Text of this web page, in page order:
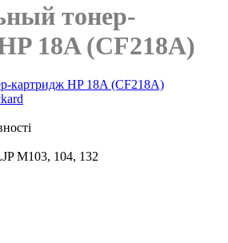
тонер-
18A (CF218A)
M103, 104, 132